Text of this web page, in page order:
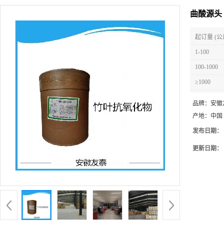
曲酸源
起订量 (公
1-100
100-1000
≥1000
品牌： 安徽
产地： 中国
发布日期：
更新日期：